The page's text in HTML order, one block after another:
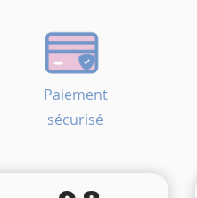
Paiement
sécurisé